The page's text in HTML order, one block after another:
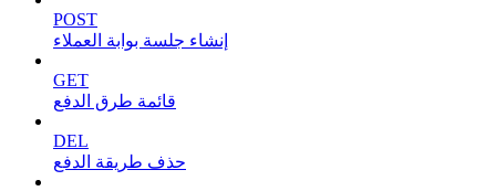
POST
إنشاء جلسة بوابة العملاء
GET
قائمة طرق الدفع
DEL
حذف طريقة الدفع